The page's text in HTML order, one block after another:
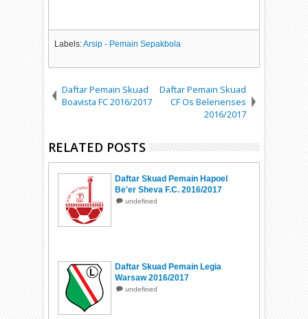
Labels:Arsip - Pemain Sepakbola
Daftar Pemain Skuad
Boavista FC 2016/2017
Daftar Pemain Skuad
CF Os Belenenses
2016/2017
RELATED POSTS
Daftar Skuad Pemain Hapoel
Be'er Sheva F.C. 2016/2017
undefined
Daftar Skuad Pemain Legia
Warsaw 2016/2017
undefined